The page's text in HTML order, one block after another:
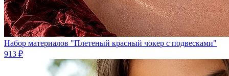
Набор материалов "Плетеный красный чокер с подвесками"
913 ₽